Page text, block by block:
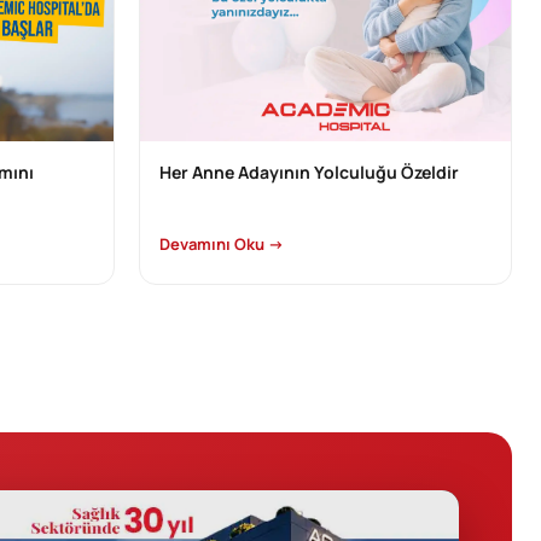
Her Anne Adayının Yolculuğu Özeldir
Devamını Oku →